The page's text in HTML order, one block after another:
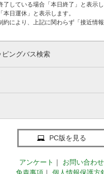
了している場合「本日終了」と表示し
本日運休」と表示します。
約により、上記に関わらず「接近情
ングバス検索
PC版を見る
アンケート ｜
お問い合わせ